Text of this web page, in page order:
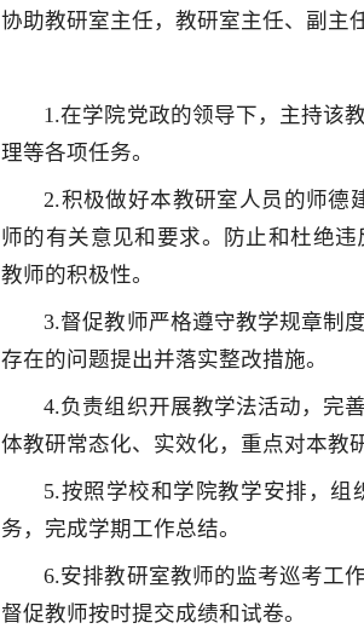
协助教研室主任，教研室主任、副主
1.在学院党政的领导下，主持该
理等各项任务。
2.积极做好本教研室人员的师德
师的有关意见和要求。防止和杜绝
教师的积极性。
3.督促教师严格遵守教学规章制
存在的问题提出并落实整改措施。
4.负责组织开展教学法活动，完
体教研常态化、实效化，重点对本教
5.按照学校和学院教学安排，
务，完成学期工作总结。
6.安排教研室教师的监考巡考工
督促教师按时提交成绩和试卷。